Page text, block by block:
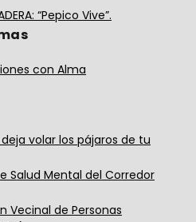
“Pepico Vive”.
con Alma
deja volar los pájaros de tu
Salud Mental del Corredor
Vecinal de Personas